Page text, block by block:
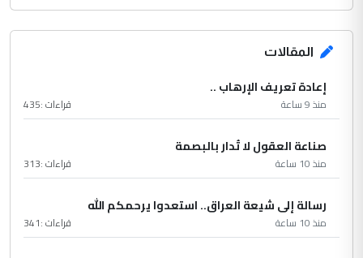
المقالات
إعادة تعريف الإرهاب ..
منذ 9 ساعة قراءات :435
صناعة العقول لا تُدار بالبصمة
منذ 10 ساعة قراءات :313
رسالة إلى شيعة العراق.. استعدوا يرحمكم الله
منذ 10 ساعة قراءات :341